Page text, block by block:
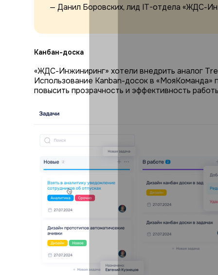
— Данил Боровских, лид IT-отдела «ЖДС-
Канбан-доска
«ЖДС-Инжиниринг» хотели внедрить аналог
Использование Kanban-досок в «МояКоманда»
повысить прозрачность и эффективность